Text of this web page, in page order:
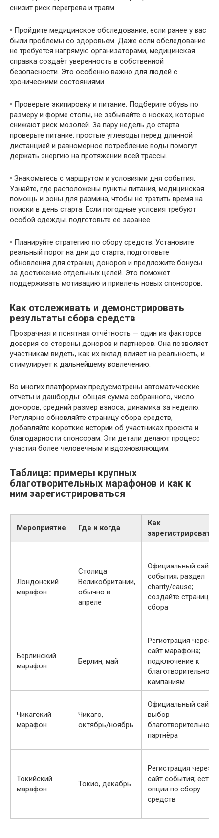
снизит риск перегрева и травм.
• Пройдите медицинское обследование, если ранее у вас
были проблемы со здоровьем. Даже если обследование
не требуется напрямую организаторами, медицинская
справка создаёт уверенность в собственной
безопасности. Это особенно важно для людей с
хроническими состояниями.
• Проверьте экипировку и питание. Подберите обувь по
размеру и форме стопы, не забывайте о носках, которые
снижают риск мозолей. За пару недель до старта
проверьте питание: простые углеводы перед длинной
дистанцией и равномерное потребление воды помогут
держать энергию на протяжении всей трассы.
• Знакомьтесь с маршрутом и условиями дня события.
Узнайте, где расположены пункты питания, медицинская
помощь и зоны для размина, чтобы не тратить время на
поиски в день старта. Если погодные условия требуют
особой одежды, подготовьте её заранее.
• Планируйте стратегию по сбору средств. Установите
реальный порог на дни до старта, подготовьте
обновления для страниц доноров и предложите бонусы
за достижение отдельных целей. Это поможет
поддерживать мотивацию и привлечь новых спонсоров.
Как отслеживать и демонстрировать
результаты сбора средств
Прозрачная и понятная отчётность — один из факторов
доверия со стороны доноров и партнёров. Она позволяет
участникам видеть, как их вклад влияет на реальность, и
стимулирует к дальнейшему вовлечению.
Во многих платформах предусмотрены автоматические
отчёты и дашборды: общая сумма собранного, число
доноров, средний размер взноса, динамика за неделю.
Регулярно обновляйте страницу сбора средств,
добавляйте короткие истории об участниках проекта и
благодарности спонсорам. Эти детали делают процесс
участия более человечным и вдохновляющим.
Таблица: примеры крупных
благотворительных марафонов и как к
ним зарегистрироваться
Мероприятие Где и когда
Как
Лондонский
марафон
Столица
Великобритании,
обычно в
апреле
Официальный сайт
события; раздел
charity/cause;
создайте страницу
сбора
Берлинский
марафон
Берлин, май
Регистрация через
сайт марафона;
подключение к
благотворительной
кампаниям
Чикагский
марафон
Чикаго,
октябрь/ноябрь
Официальный сайт,
выбор
благотворительного
партнёра
Токийский
марафон
Токио, декабрь
Регистрация через
сайт события; есть
опции по сбору
средств